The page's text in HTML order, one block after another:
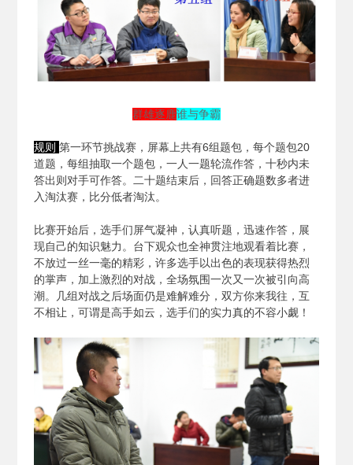
群雄逐鹿谁与争霸
规则 第一环节挑战赛，屏幕上共有6组题包，每个题包20
道题，每组抽取一个题包，一人一题轮流作答，十秒内未
答出则对手可作答。二十题结束后，回答正确题数多者进
入淘汰赛，比分低者淘汰。
比赛开始后，选手们屏气凝神，认真听题，迅速作答，展
现自己的知识魅力。台下观众也全神贯注地观看着比赛，
不放过一丝一毫的精彩，许多选手以出色的表现获得热烈
的掌声，加上激烈的对战，全场氛围一次又一次被引向高
潮。几组对战之后场面仍是难解难分，双方你来我往，互
不相让，可谓是高手如云，选手们的实力真的不容小觑！